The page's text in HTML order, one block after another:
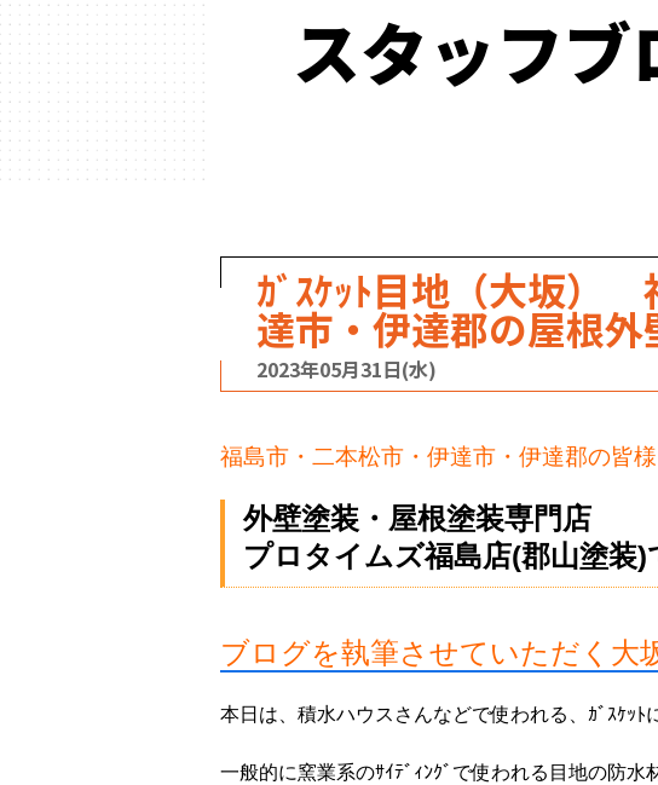
スタッフブ
ｶﾞｽｹｯﾄ目地（大坂）
達市・伊達郡の屋根外
2023年05月31日(水)
福島市・二本松市・伊達市・伊達郡の皆様
外壁塗装・屋根塗装専門店
プロタイムズ福島店(郡山塗装)
ブログを執筆させていただく大
本日は、積水ハウスさんなどで使われる、ｶﾞｽｹｯﾄ
一般的に窯業系のｻｲﾃﾞｨﾝｸﾞで使われる目地の防水